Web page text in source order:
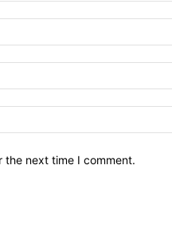
the next time I comment.